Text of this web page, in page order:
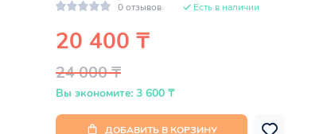
0 отзывов Есть в наличии
20 400 ₸
24 000 ₸
Вы экономите: 3 600 ₸
ДОБАВИТЬ В КОРЗИНУ